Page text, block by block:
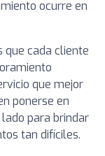
ocurre en
que cada cliente
que mejor
ponerse en
para brindar
tan difíciles.